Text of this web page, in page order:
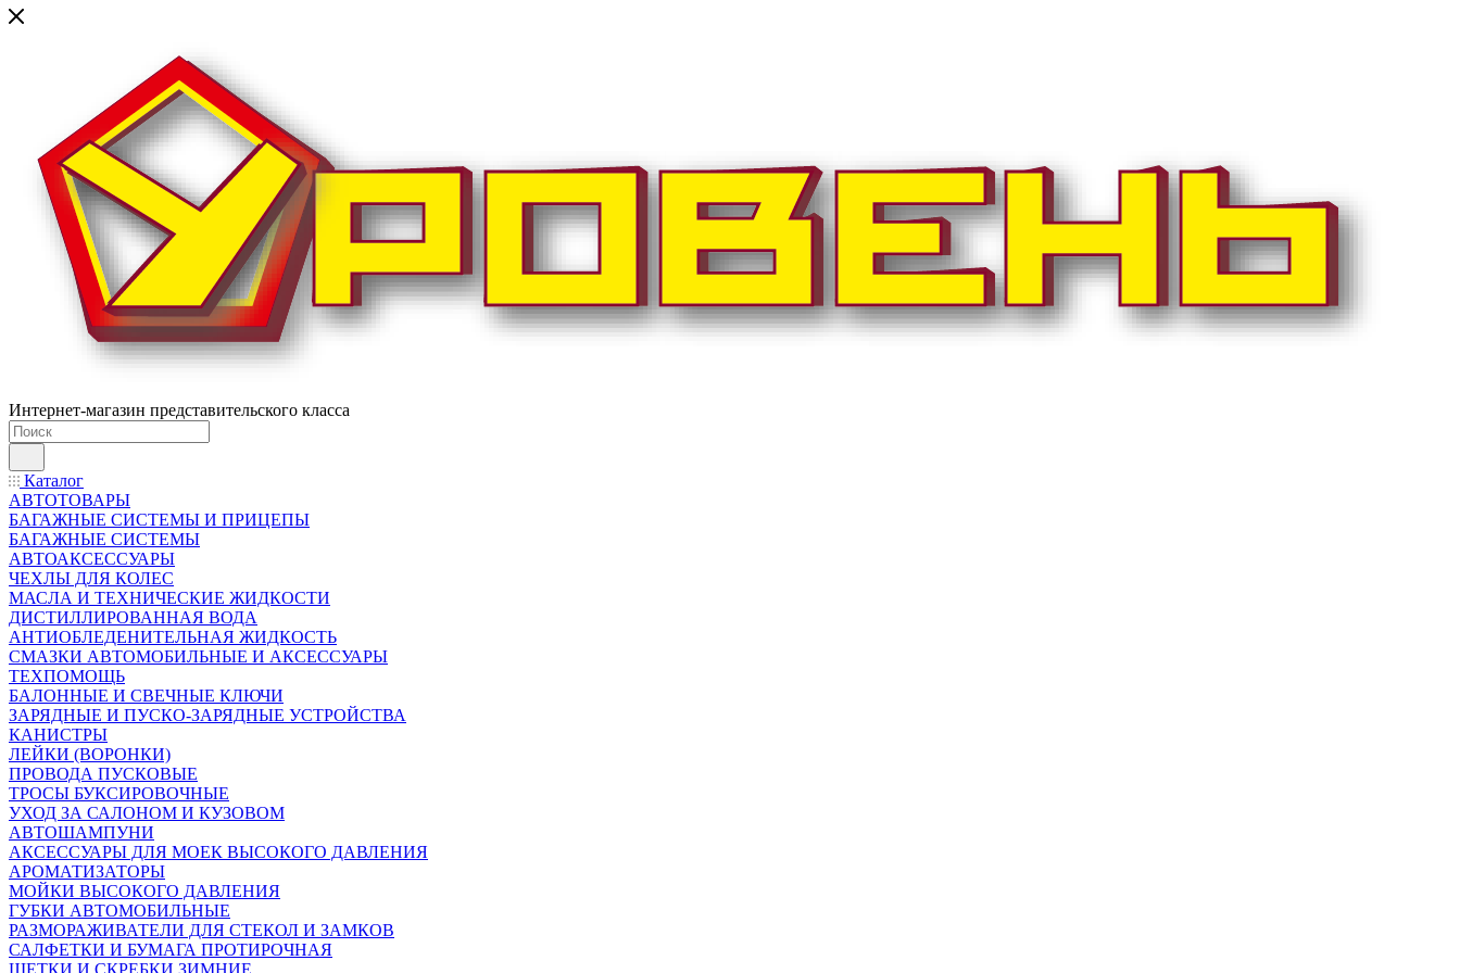
Интернет-магазин представительского класса
Каталог
АВТОТОВАРЫ
БАГАЖНЫЕ СИСТЕМЫ И ПРИЦЕПЫ
БАГАЖНЫЕ СИСТЕМЫ
АВТОАКСЕССУАРЫ
ЧЕХЛЫ ДЛЯ КОЛЕС
МАСЛА И ТЕХНИЧЕСКИЕ ЖИДКОСТИ
ДИСТИЛЛИРОВАННАЯ ВОДА
АНТИОБЛЕДЕНИТЕЛЬНАЯ ЖИДКОСТЬ
СМАЗКИ АВТОМОБИЛЬНЫЕ И АКСЕССУАРЫ
ТЕХПОМОЩЬ
БАЛОННЫЕ И СВЕЧНЫЕ КЛЮЧИ
ЗАРЯДНЫЕ И ПУСКО-ЗАРЯДНЫЕ УСТРОЙСТВА
КАНИСТРЫ
ЛЕЙКИ (ВОРОНКИ)
ПРОВОДА ПУСКОВЫЕ
ТРОСЫ БУКСИРОВОЧНЫЕ
УХОД ЗА САЛОНОМ И КУЗОВОМ
АВТОШАМПУНИ
АКСЕССУАРЫ ДЛЯ МОЕК ВЫСОКОГО ДАВЛЕНИЯ
АРОМАТИЗАТОРЫ
МОЙКИ ВЫСОКОГО ДАВЛЕНИЯ
ГУБКИ АВТОМОБИЛЬНЫЕ
РАЗМОРАЖИВАТЕЛИ ДЛЯ СТЕКОЛ И ЗАМКОВ
САЛФЕТКИ И БУМАГА ПРОТИРОЧНАЯ
ЩЕТКИ И СКРЕБКИ ЗИМНИЕ